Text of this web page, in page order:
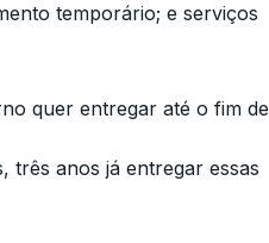
temporário; e serviços
quer entregar até o fim de
anos já entregar essas